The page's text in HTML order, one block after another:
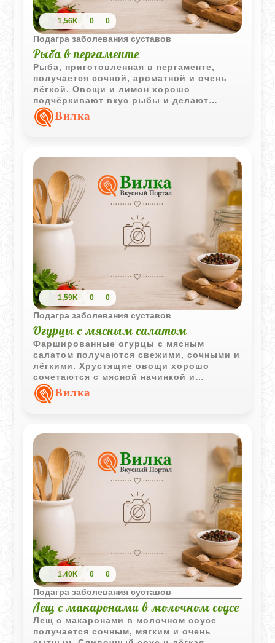
1,56K 0 0
Подагра заболевания суставов
Рыба в пергаменте
Рыба, приготовленная в пергаменте,
получается сочной, ароматной и очень
лёгкой. Овощи и лимон хорошо
подчёркивают вкус рыбы и делают
блюдо более насыщенным.
Вилка
1,59K 0 0
Подагра заболевания суставов
Огурцы с мясным салатом
Фаршированные огурцы с мясным
салатом получаются свежими, сочными и
лёгкими. Хрустящие овощи хорошо
сочетаются с мясной начинкой и
сметанной заправкой.
Вилка
1,40K 0 0
Подагра заболевания суставов
Лещ с макаронами в молочном соусе
Лещ с макаронами в молочном соусе
получается сочным, мягким и очень